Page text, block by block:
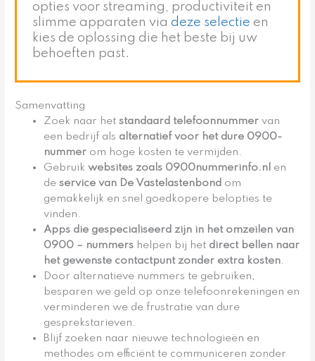
opties voor streaming, productiviteit en
slimme apparaten viadeze selectie en
kies de oplossing die het beste bij uw
behoeften past.
Samenvatting
Zoek naar hetstandaard telefoonnummer van
een bedrijf als alternatief voor het dure 0900-
nummer om hoge kosten te vermijden.
Gebruikwebsites zoals 0900nummerinfo.nl en
deservice van De Vastelastenbond om
gemakkelijk en snel goedkopere belopties te
vinden.
Apps die gespecialiseerd zijn in het omzeilen van
0900 – nummers helpen bij het direct bellen naar
het gewenste contactpunt zonder extra kosten.
Door alternatieve nummers te gebruiken,
besparen we geld op onze telefoonrekeningen en
verminderen we de frustratie van dure
gesprekstarieven.
Blijf zoeken naar nieuwe technologieën en
methodes om efficiënt te communiceren zonder